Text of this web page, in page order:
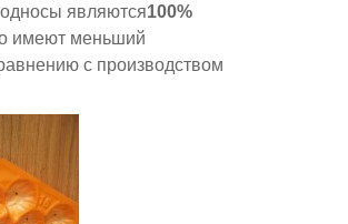
являются100%
имеют меньший
с производством